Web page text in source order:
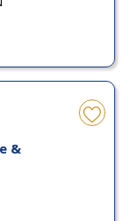
&